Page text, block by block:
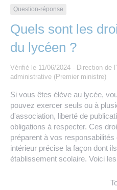
Eau et assainissement
Travaux
Numérique
Annuaire de contacts
Les offres d’emploi
communes
Nos publications
Question-réponse
Quels sont les
du lycéen ?
Vérifié le 11/06/2024 - Direction de
administrative (Premier ministre)
Si vous êtes élève au lycée,
pouvez exercer seuls ou à
d'association, liberté de
obligations à respecter. Ces
préparent à vos
intérieur précise la façon dont
établissement scolaire. Voici